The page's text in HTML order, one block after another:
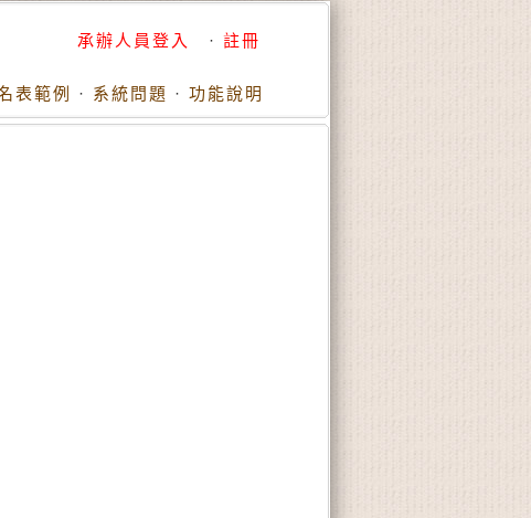
承辦人員登入 · 註冊
表範例 · 系統問題 · 功能說明